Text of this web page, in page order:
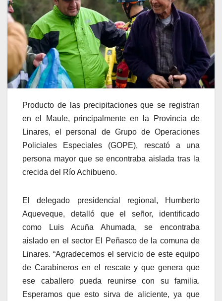
Producto de las precipitaciones que se registran
en el Maule, principalmente en la Provincia de
Linares, el personal de Grupo de Operaciones
Policiales Especiales (GOPE), rescató a una
persona mayor que se encontraba aislada tras la
crecida del Río Achibueno.
El delegado presidencial regional, Humberto
Aqueveque, detalló que el señor, identificado
como Luis Acuña Ahumada, se encontraba
aislado en el sector El Peñasco de la comuna de
Linares. “Agradecemos el servicio de este equipo
de Carabineros en el rescate y que genera que
ese caballero pueda reunirse con su familia.
Esperamos que esto sirva de aliciente, ya que